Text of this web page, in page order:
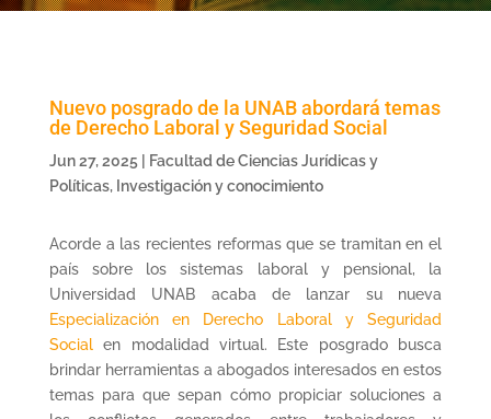
Nuevo posgrado de la UNAB abordará temas
de Derecho Laboral y Seguridad Social
Jun 27, 2025| Facultad de Ciencias Jurídicas y
Políticas, Investigación y conocimiento
Acorde a las recientes reformas que se tramitan en el
país sobre los sistemas laboral y pensional, la
Universidad UNAB acaba de lanzar su nueva
Especialización en Derecho Laboral y Seguridad
Socialen modalidad virtual. Este posgrado busca
brindar herramientas a abogados interesados en estos
temas para que sepan cómo propiciar soluciones a